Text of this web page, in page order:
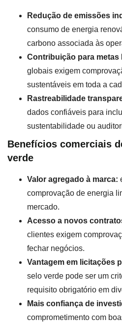
Redução de emissões
consumo de energia
carbono associada às
Contribuição para metas
globais exigem
sustentáveis em toda a
Rastreabilidade
dados confiáveis para
sustentabilidade ou
Benefícios comerciais
verde
Valor agregado à marca:
comprovação de energia
mercado.
Acesso a novos
clientes exigem
fechar negócios.
Vantagem em licitações
selo verde pode ser um
requisito obrigatório em
Mais confiança de
comprometimento com